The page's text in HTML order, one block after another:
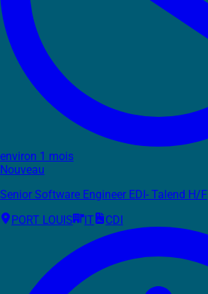
environ 1 mois
Nouveau
Senior Software Engineer EDI- Talend H/F
PORT LOUIS
IT CDI